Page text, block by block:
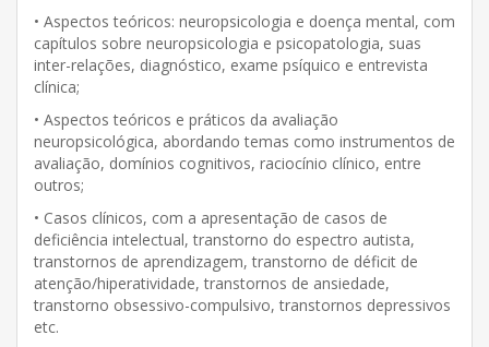
• Aspectos teóricos: neuropsicologia e doença mental, com
capítulos sobre neuropsicologia e psicopatologia, suas
inter-relações, diagnóstico, exame psíquico e entrevista
clínica;
• Aspectos teóricos e práticos da avaliação
neuropsicológica, abordando temas como instrumentos de
avaliação, domínios cognitivos, raciocínio clínico, entre
outros;
• Casos clínicos, com a apresentação de casos de
deficiência intelectual, transtorno do espectro autista,
transtornos de aprendizagem, transtorno de déficit de
atenção/hiperatividade, transtornos de ansiedade,
transtorno obsessivo-compulsivo, transtornos depressivos
etc.